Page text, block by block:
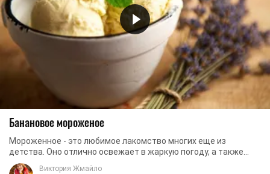
Банановое мороженое
Мороженное - это любимое лакомство многих еще из
детства. Оно отлично освежает в жаркую погоду, а также
прекрасно подходит в качестве вкуснейшего ...
Виктория Жмайло